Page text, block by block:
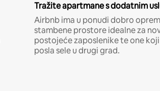
Tražite apartmane s dodatnim
Airbnb ima u ponudi dobro
stambene prostore idealne za
postojeće zaposlenike te one
posla sele u drugi grad.